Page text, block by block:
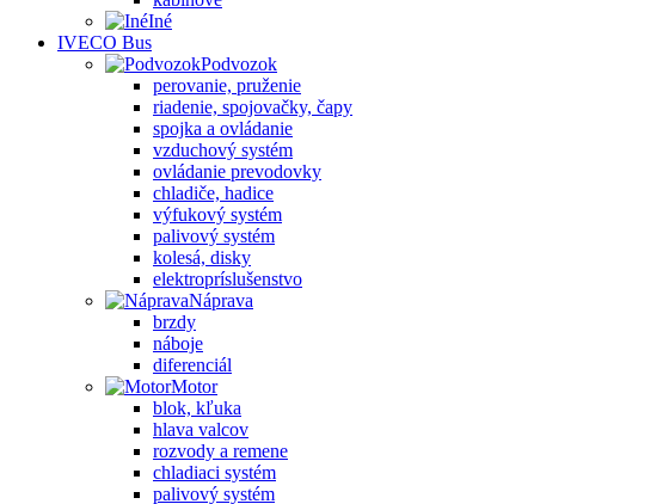
Iné
IVECO Bus
Podvozok
perovanie, pruženie
riadenie, spojovačky, čapy
spojka a ovládanie
vzduchový systém
ovládanie prevodovky
chladiče, hadice
výfukový systém
palivový systém
kolesá, disky
elektropríslušenstvo
Náprava
brzdy
náboje
diferenciál
Motor
blok, kľuka
hlava valcov
rozvody a remene
chladiaci systém
palivový systém